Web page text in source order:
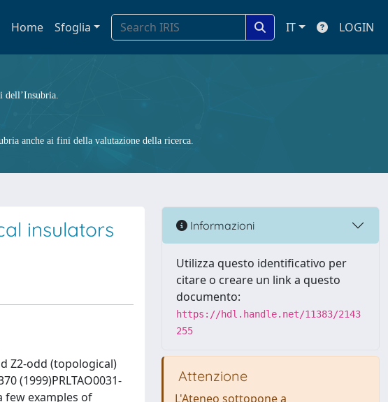
Home Sfoglia IT LOGIN
dell’Insubria.
anche ai fini della valutazione della ricerca.
insulators
Z2-odd (topological)
(1999)PRLTAO0031-
few examples of
Informazioni
Utilizza questo identificativo per
citare o creare un link a questo
documento:
https://hdl.handle.net/11383/2143
255
Attenzione
L'Ateneo sottopone a